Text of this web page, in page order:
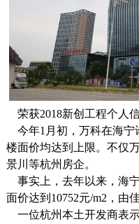
荣获2018新创工程个人
今年1月初，万科在海宁
楼面价均达到上限。不仅
景川等杭州房企。
事实上，去年以来，海
面价达到10752元/m2，由
一位杭州本土开发商表